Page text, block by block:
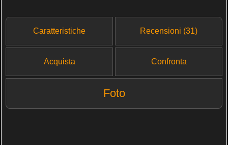
Caratteristiche Recensioni (31)
Acquista Confronta
Foto